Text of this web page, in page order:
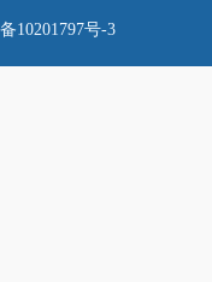
10201797号-3